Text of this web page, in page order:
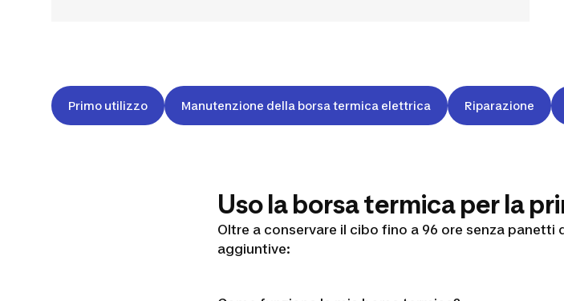
Primo utilizzo Manutenzione della borsa termica elettrica Riparazione
Uso la borsa termica per la
Oltre a conservare il cibo fino a 96 ore senza
aggiuntive: